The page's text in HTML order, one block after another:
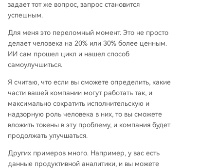
задает тот же вопрос, запрос становится
успешным.
Для меня это переломный момент. Это не просто
делает человека на 20% или 30% более ценным.
ИИ сам прошел цикл и нашел способ
самоулучшиться.
Я считаю, что если вы сможете определить, какие
части вашей компании могут работать так, и
максимально сократить исполнительскую и
надзорную роль человека в них, то вы сможете
вложить токены в эту проблему, и компания будет
продолжать улучшаться.
Других примеров много. Например, у вас есть
данные продуктивной аналитики, и вы можете